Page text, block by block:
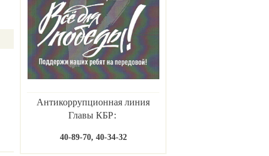
Антикоррупционная линия
Главы КБР:
40-89-70, 40-34-32